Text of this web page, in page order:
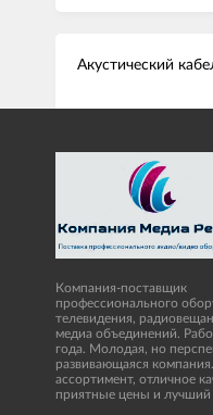
Акустический
Компания-поставщик
профессионального
телевидения,
медиа объединений.
года. Молодая, но
развивающаяся
ассортимент, отличное
приятные цены и лучший